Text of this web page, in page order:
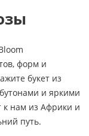
форм и
букет из
и яркими
к нам из Африки и
путь.